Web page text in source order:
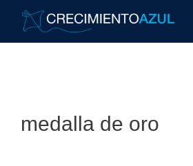
medalla de oro